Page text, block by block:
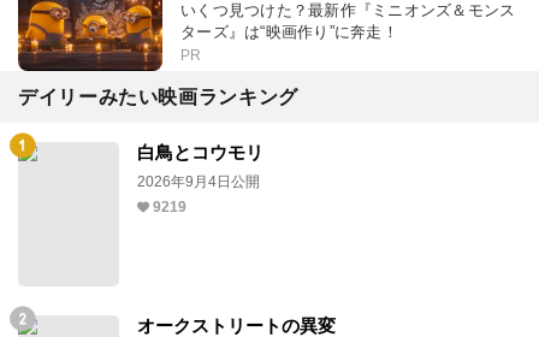
いくつ見つけた？最新作『ミニオンズ＆モンス
ターズ』は“映画作り”に奔走！
PR
デイリーみたい映画ランキング
白鳥とコウモリ
2026年9月4日公開
9219
オークストリートの異変